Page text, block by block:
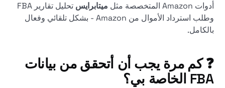
أدوات Amazon المتخصصة مثل ميتابرايس
تحليل تقارير FBA
وطلب استرداد الأموال من Amazon - بشكل تلقائي وفعال
بالكامل.
❓ كم مرة يجب أن أتحقق من بيانات
FBA الخاصة بي؟